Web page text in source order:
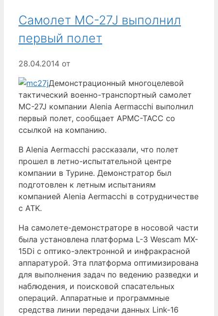
Самолет MC-27J выполнил
первый полет
28.04.2014 от
Демонстрационный многоцелевой
тактический военно-транспортный самолет
MC-27J компании Alenia Aermacchi выполнил
первый полет, сообщает АРМС-ТАСС со
ссылкой на компанию.
В Alenia Aermacchi рассказали, что полет
прошел в летно-испытательной центре
компании в Турине. Демонстратор был
подготовлен к летным испытаниям
компанией Alenia Aermacchi в сотрудничестве
с ATK.
На самолете-демонстраторе в носовой части
была установлена платформа L-3 Wescam MX-
15Di с оптико-электронной и инфракрасной
аппаратурой. Эта платформа оптимизирована
для выполнения задач по ведению разведки и
наблюдения, и поисковой спасательных
операций. Аппаратные и программные
средства линии передачи данных Link-16